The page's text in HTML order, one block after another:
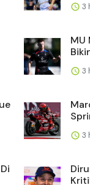
3
MU
3
3